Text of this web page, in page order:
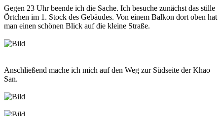
Gegen 23 Uhr beende ich die Sache. Ich besuche zunächst das stille
Örtchen im 1. Stock des Gebäudes. Von einem Balkon dort oben hat
man einen schönen Blick auf die kleine Straße.
Anschließend mache ich mich auf den Weg zur Südseite der Khao
San.